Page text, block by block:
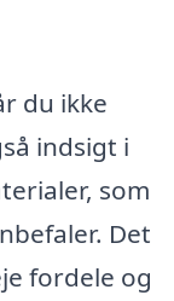
du ikke
indsigt i
som
Det
fordele og